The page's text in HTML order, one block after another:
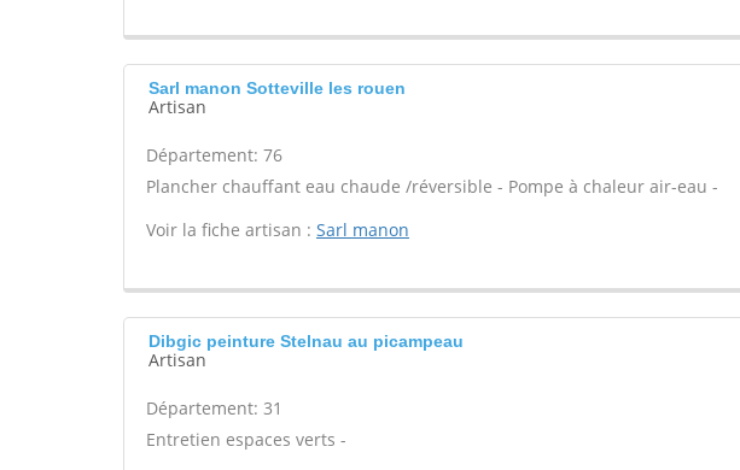
Sarl manon Sotteville les rouen
Artisan
Département: 76
Plancher chauffant eau chaude /réversible - Pompe à chaleur air-eau -
Voir la fiche artisan : Sarl manon
Dibgic peinture Stelnau au picampeau
Artisan
Département: 31
Entretien espaces verts -